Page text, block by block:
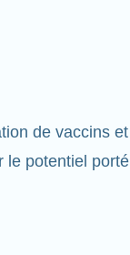
de vaccins et
le potentiel porté